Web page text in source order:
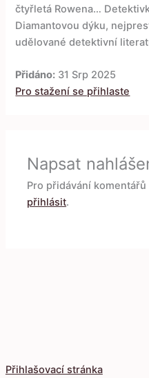
Přihlašovací stránka
čtyřletá Rowena…
Diamantovou dýku,
udělované detektivní
Přidáno: 31 Srp 2025
Pro stažení se přihlaste
Napsat
Pro přidávání
přihlásit.